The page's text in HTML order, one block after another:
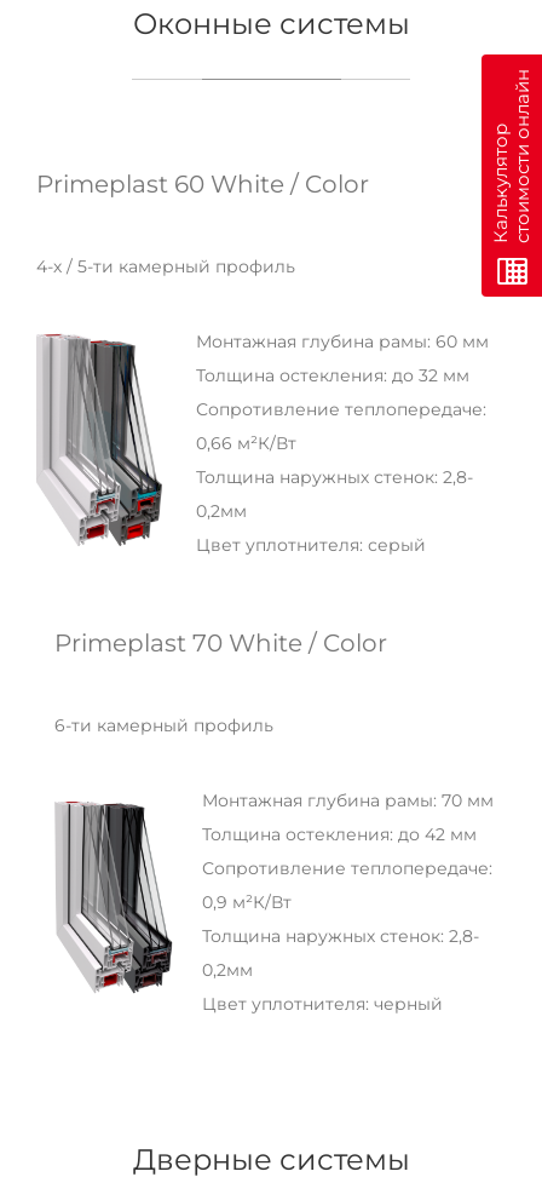
Оконные системы
Primeplast 60 White / Color
4-х / 5-ти камерный профиль
Монтажная глубина рамы: 60 мм
Толщина остекления: до 32 мм
Сопротивление теплопередаче:
0,66 м²К/Вт
Толщина наружных стенок: 2,8-
0,2мм
Цвет уплотнителя: серый
Primeplast 70 White / Color
6-ти камерный профиль
Монтажная глубина рамы: 70 мм
Толщина остекления: до 42 мм
Сопротивление теплопередаче:
0,9 м²К/Вт
Толщина наружных стенок: 2,8-
0,2мм
Цвет уплотнителя: черный
Дверные системы
К
а
л
ь
к
у
л
я
т
о
р
с
т
о
и
м
о
с
т
и
о
н
л
а
йн